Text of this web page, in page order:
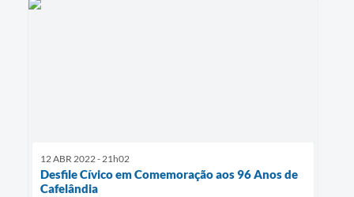
12 ABR 2022 - 21h02
Desfile Cívico em Comemoração aos 96 Anos de
Cafelândia